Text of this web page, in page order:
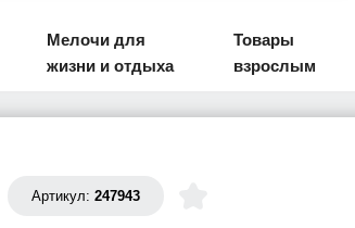
Мелочи для
жизни и отдыха
Товары
взрослым
Артикул:247943